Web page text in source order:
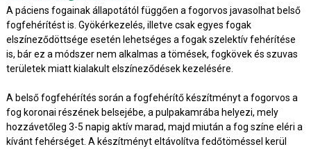
A páciens fogainak állapotától függően a fogorvos javasolhat belső
fogfehérítést is. Gyökérkezelés, illetve csak egyes fogak
elszíneződöttsége esetén lehetséges a fogak szelektív fehérítése
is, bár ez a módszer nem alkalmas a tömések, fogkövek és szuvas
területek miatt kialakult elszíneződések kezelésére.
A belső fogfehérítés során a fogfehérítő készítményt a fogorvos a
fog koronai részének belsejébe, a pulpakamrába helyezi, mely
hozzávetőleg 3-5 napig aktív marad, majd miután a fog színe eléri a
kívánt fehérséget. A készítményt eltávolítva fedőtöméssel kerül